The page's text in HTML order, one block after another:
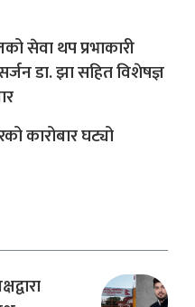
सेवा थप प्रभाकारी
डा. झा सहित विशेषज्ञ
कारोबार घट्यो